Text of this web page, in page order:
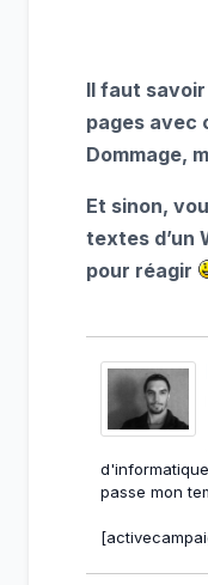
Il faut
pages avec
Dommage,
Et sinon,
textes d’un
pour réagir
passe mon